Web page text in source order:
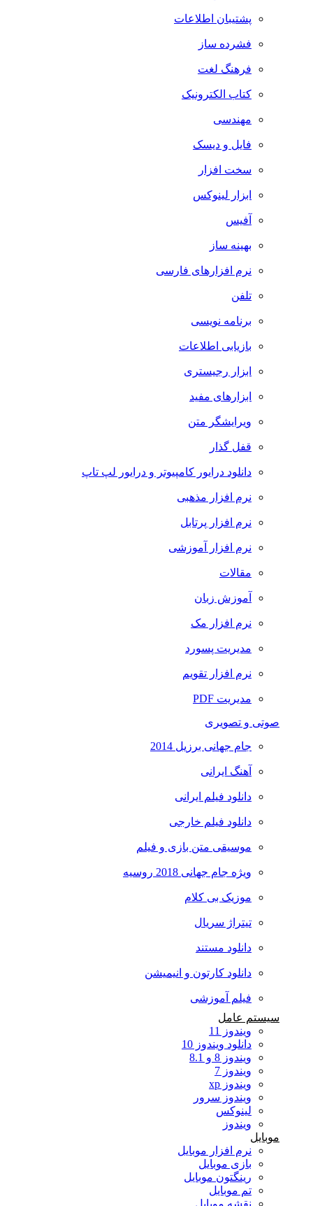
پشتیبان اطلاعات
فشرده ساز
فرهنگ لغت
کتاب الکترونیک
مهندسی
فایل و دیسک
سخت افزار
ابزار لینوکس
آفیس
بهینه ساز
نرم افزارهای فارسی
تلفن
برنامه نویسی
بازیابی اطلاعات
ابزار رجیستری
ابزارهای مفید
ویرایشگر متن
قفل گذار
دانلود درایور کامپیوتر و درایور لپ تاپ
نرم افزار مذهبی
نرم افزار پرتابل
نرم افزار آموزشی
مقالات
آموزش زبان
نرم افزار مک
مدیریت پسورد
نرم افزار تقویم
مدیریت PDF
صوتی و تصویری
جام جهانی برزیل 2014
آهنگ ایرانی
دانلود فیلم ایرانی
دانلود فیلم خارجی
موسیقی متن بازی و فیلم
ویژه جام جهانی 2018 روسیه
موزیک بی کلام
تیتراژ سریال
دانلود مستند
دانلود کارتون و انیمیشن
فیلم آموزشی
سیستم عامل
ویندوز 11
دانلود ویندوز 10
ویندوز 8 و 8.1
ویندوز 7
ویندوز xp
ویندوز سرور
لینوکس
ویندوز
موبایل
نرم افزار موبایل
بازی موبایل
رینگتون موبایل
تم موبایل
نقشه موبایل